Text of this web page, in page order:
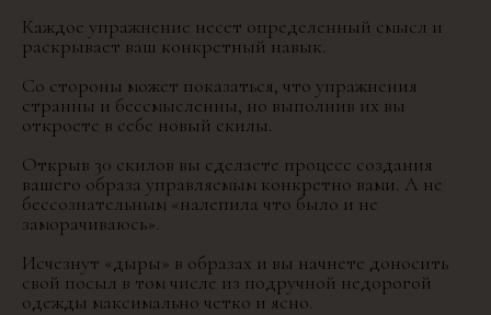
Каждое упражнение несет определенный смысл и
раскрывает ваш конкретный навык.
Со стороны может показаться, что упражнения
странны и бессмысленны, но выполнив их вы
откроете в себе новый скилы.
Открыв 30 скилов вы сделаете процесс создания
вашего образа управляемым конкретно вами. А не
бессознательным «налепила что было и не
заморачиваюсь».
Исчезнут «дыры» в образах и вы начнете доносить
свой посыл в том числе из подручной недорогой
одежды максимально четко и ясно.